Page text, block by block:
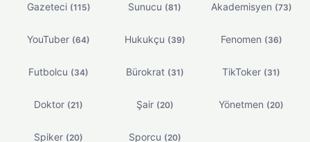
Gazeteci (115) Sunucu (81) Akademisyen (73)
YouTuber (64) Hukukçu (39) Fenomen (36)
Futbolcu (34) Bürokrat (31) TikToker (31)
Doktor (21) Şair (20) Yönetmen (20)
Spiker (20) Sporcu (20)